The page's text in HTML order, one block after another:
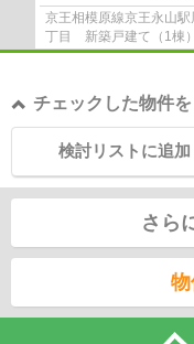
京王相模原線京王永山
丁目 新築戸建て（1棟
ー)がこちらから411mの
チェックした物件
検討リストに追加
さら